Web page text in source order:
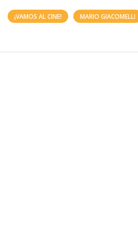
¡VAMOS AL CINE! MARIO GIACOMELLI